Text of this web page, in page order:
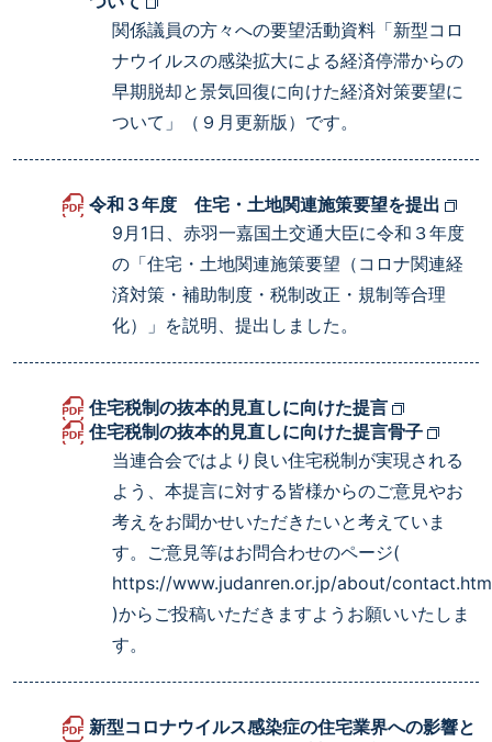
関係議員の方々への要望活動資料「新型コロ
ナウイルスの感染拡大による経済停滞からの
早期脱却と景気回復に向けた経済対策要望に
ついて」（９月更新版）です。
令和３年度 住宅・土地関連施策要望を提出
9月1日、赤羽一嘉国土交通大臣に令和３年度
の「住宅・土地関連施策要望（コロナ関連経
済対策・補助制度・税制改正・規制等合理
化）」を説明、提出しました。
住宅税制の抜本的見直しに向けた提言
住宅税制の抜本的見直しに向けた提言骨子
当連合会ではより良い住宅税制が実現される
よう、本提言に対する皆様からのご意見やお
考えをお聞かせいただきたいと考えていま
す。ご意見等はお問合わせのページ(
https://www.judanren.or.jp/about/
)からご投稿いただきますようお願いいたしま
す。
新型コロナウイルス感染症の住宅業界への影響と